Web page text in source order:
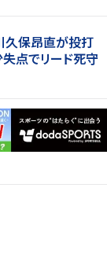
久保昂直が投打
失点でリード死守